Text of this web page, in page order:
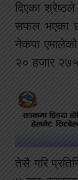
दिएका
सफल भएका
नेकपा
२० हजार
तेसै गरि